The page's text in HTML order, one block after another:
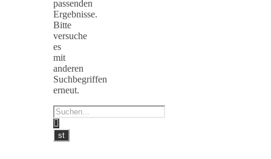
passenden
Ergebnisse.
Bitte
versuche
es
mit
anderen
Suchbegriffen
erneut.